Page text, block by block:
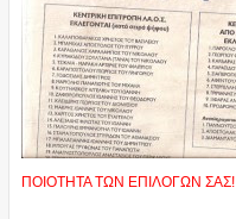
ΠΟΙΟΤΗΤΑ ΤΩΝ ΕΠΙΛΟΓΩΝ ΣΑΣ!